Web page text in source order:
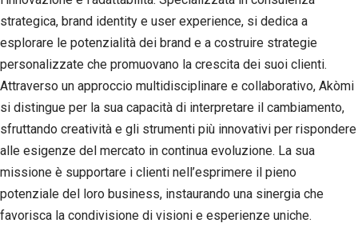
strategica, brand identity e user experience, si dedica a
esplorare le potenzialità dei brand e a costruire strategie
personalizzate che promuovano la crescita dei suoi clienti.
Attraverso un approccio multidisciplinare e collaborativo, Akòmi
si distingue per la sua capacità di interpretare il cambiamento,
sfruttando creatività e gli strumenti più innovativi per rispondere
alle esigenze del mercato in continua evoluzione. La sua
missione è supportare i clienti nell’esprimere il pieno
potenziale del loro business, instaurando una sinergia che
favorisca la condivisione di visioni e esperienze uniche.
saranno
disponibili.
Condividendo i
tuoi interessi e il
tuo
comportamento
mentre visiti il
nostro sito,
possibilità di
vedere contenuti